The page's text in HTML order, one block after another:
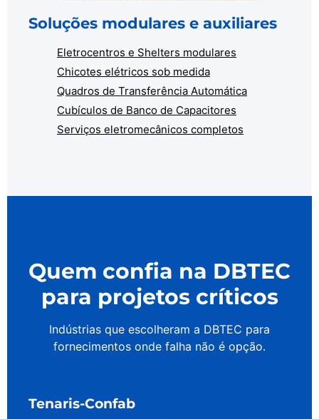
Soluções modulares e auxiliares
Eletrocentros e Shelters modulares
Chicotes elétricos sob medida
Quadros de Transferência Automática
Cubículos de Banco de Capacitores
Serviços eletromecânicos completos
Quem confia na DBTEC
para projetos críticos
Indústrias que escolheram a DBTEC para
fornecimentos onde falha não é opção.
Tenaris-Confab